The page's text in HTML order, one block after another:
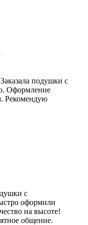
подушки с
Оформление
Рекомендую
с
оформили
на высоте!
общение.